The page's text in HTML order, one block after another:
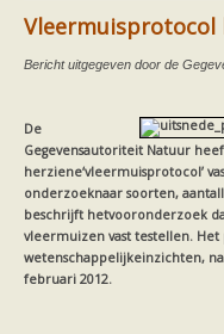
Limburg
Noord-Brabant
Noord-
Zeeland
Zuid-Holland
Vleermuizen en
Bescherming
Hulp bij
Vleermuisprotocol
Bericht uitgegeven door de
De
Gegevensautoriteit Natuur
herziene‘vleermuisprotocol’
onderzoeknaar soorten,
beschrijft hetvooronderzoek
vleermuizen vast testellen.
wetenschappelijkeinzichten,
februari 2012.